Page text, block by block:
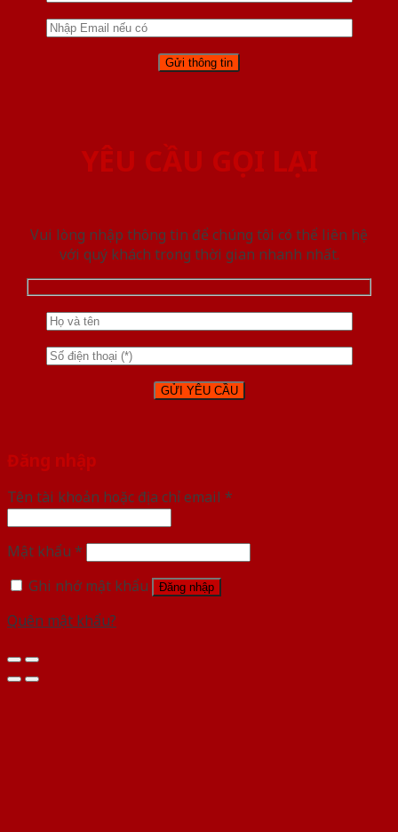
YÊU CẦU GỌI LẠI
Vui lòng nhập thông tin để chúng tôi có thể liên hệ
với quý khách trong thời gian nhanh nhất.
Đăng nhập
Tên tài khoản hoặc địa chỉ email *
Mật khẩu *
Ghi nhớ mật khẩu
Đăng nhập
Quên mật khẩu?